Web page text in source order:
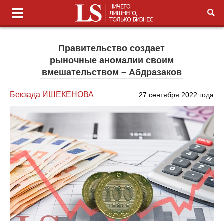
Правительство создает
рыночные аномалии своим
вмешательством – Абдразаков
Бекзада ИШЕКЕНОВА 27 сентября 2022 года